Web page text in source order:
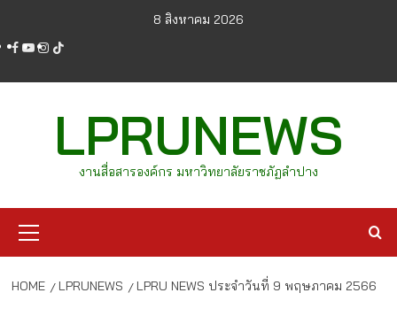
content
8 สิงหาคม 2026
facebook
youtube
instagram
tiktok
LPRUNEWS
งานสื่อสารองค์กร มหาวิทยาลัยราชภัฏลำปาง
Menu
HOME LPRUNEWS LPRU NEWS ประจำวันที่ 9 พฤษภาคม 2566